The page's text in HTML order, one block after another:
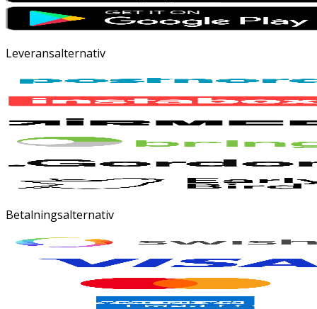
Leveransalternativ
Betalningsalternativ